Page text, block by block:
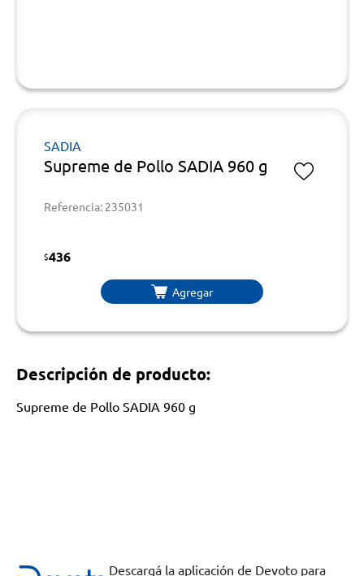
SADIA
Supreme de Pollo SADIA 960 g
Referencia: 235031
$436
Agregar
Descripción de producto:
Supreme de Pollo SADIA 960 g
Descargá la aplicación de Devoto para